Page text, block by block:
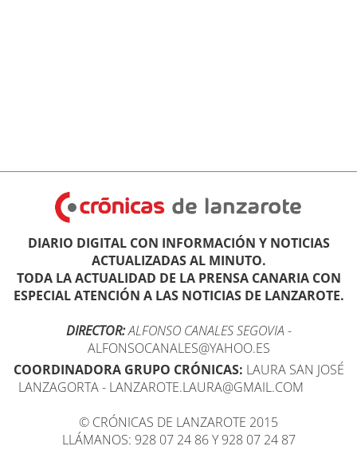
DIARIO DIGITAL CON INFORMACIÓN Y NOTICIAS
ACTUALIZADAS AL MINUTO.
TODA LA ACTUALIDAD DE LA PRENSA CANARIA CON
ESPECIAL ATENCIÓN A LAS NOTICIAS DE LANZAROTE.
DIRECTOR:ALFONSO CANALES SEGOVIA -
ALFONSOCANALES@YAHOO.ES
COORDINADORA GRUPO CRÓNICAS: LAURA SAN JOSÉ
LANZAGORTA - LANZAROTE.LAURA@GMAIL.COM
© CRÓNICAS DE LANZAROTE 2015
LLÁMANOS: 928 07 24 86 Y 928 07 24 87